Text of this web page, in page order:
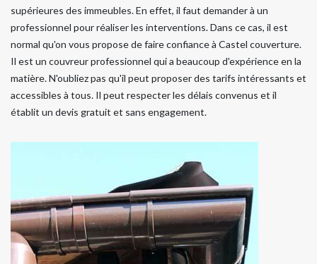
supérieures des immeubles. En effet, il faut demander à un
professionnel pour réaliser les interventions. Dans ce cas, il est
normal qu'on vous propose de faire confiance à Castel couverture.
Il est un couvreur professionnel qui a beaucoup d'expérience en la
matière. N'oubliez pas qu'il peut proposer des tarifs intéressants et
accessibles à tous. Il peut respecter les délais convenus et il
établit un devis gratuit et sans engagement.